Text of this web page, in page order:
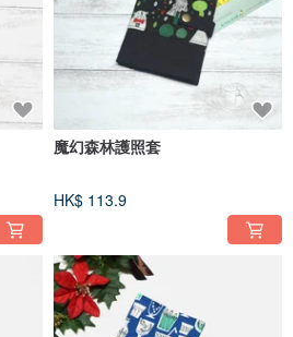
魔幻森林護照套
HK$ 113.9